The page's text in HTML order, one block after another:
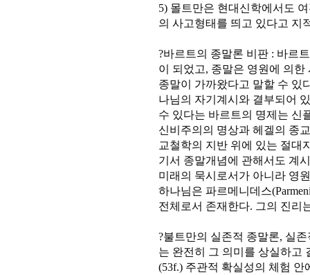
5) 몰트만은 현대신학에서도
의 사고형태를 띄고 있다고 지
?바르트의 종말론 비판 : 바르
이 되었고, 종말은 영원에 의
종말이 가까왔다고 말할 수 있
나님의 자기계시와 결부되어
수 있다는 바르트의 명제는 신
신비주의의 명상과 헤겔의 종
교철학의 지반 위에 있는 절대
기서 종말개념에 관해서도 계
미래의 묵시로서가 아니라 영
하나님은 파르메니데스
전체로서 존재한다. 그의 진리
?불트만의 실존적 종말론, 실
는 완전히 그 의미를 상실하고
(53f.) 주관적 확실성의 체험